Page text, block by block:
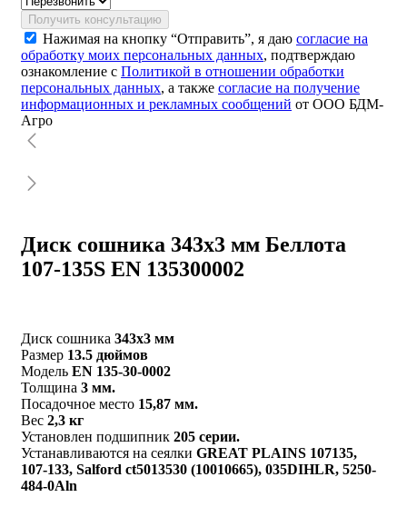
Получить консультацию
Нажимая на кнопку “Отправить”, я даю согласие на
обработку моих персональных данных, подтверждаю
ознакомление с Политикой в отношении обработки
персональных данных, а также согласие на получение
информационных и рекламных сообщений от ООО БДМ-
Агро
Диск сошника 343х3 мм Беллота
107-135S EN 135300002
Диск сошника 343х3 мм
Размер 13.5 дюймов
Модель EN 135-30-0002
Толщина 3 мм.
Посадочное место 15,87 мм.
Вес 2,3 кг
Установлен подшипник 205 серии.
Устанавливаются на сеялки GREAT PLAINS 107135,
107-133, Salford ct5013530 (10010665), 035DIHLR, 5250-
484-0Aln